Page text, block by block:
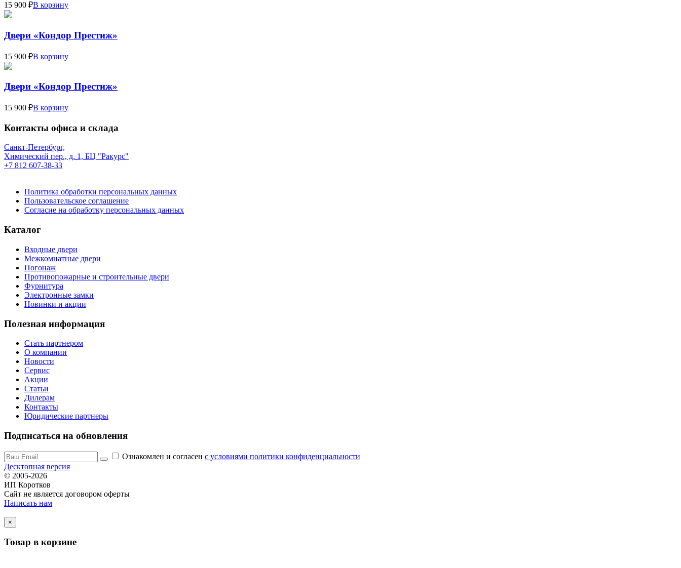
15 900 ₽В корзину
Двери «Кондор Престиж»
15 900 ₽В корзину
Двери «Кондор Престиж»
15 900 ₽В корзину
Контакты офиса и склада
Санкт-Петербург,
Химический пер., д. 1, БЦ "Ракурс"
+7 812 607-38-33
Политика обработки персональных данных
Пользовательское соглашение
Согласие на обработку персональных данных
Каталог
Входные двери
Межкомнатные двери
Погонаж
Противопожарные и строительные двери
Фурнитура
Электронные замки
Новинки и акции
Полезная информация
Стать партнером
О компании
Новости
Сервис
Акции
Статьи
Дилерам
Контакты
Юридические партнеры
Подписаться на обновления
Ознакомлен и согласен c условиями политики конфиденциальности
Десктопная версия
© 2005-2026
ИП Коротков
Сайт не является договором оферты
Написать нам
×
Товар в корзине